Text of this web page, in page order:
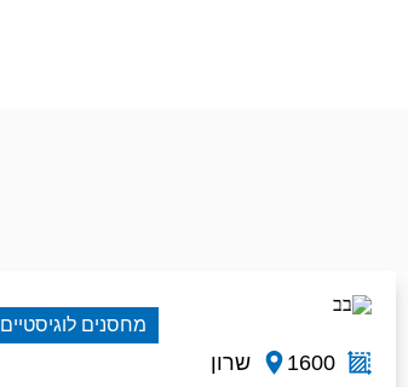
1600 שרון
מחסנים לוגיסטיים